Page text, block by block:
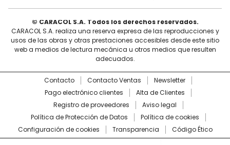
© CARACOL S.A. Todos los derechos reservados.
CARACOL S.A. realiza una reserva expresa de las reproducciones y
usos de las obras y otras prestaciones accesibles desde este sitio
web a medios de lectura mecánica u otros medios que resulten
adecuados.
Contacto Contacto Ventas
Newsletter
Pago electrónico clientes
Alta de Clientes
Registro de proveedores
Aviso legal
Política de Protección de Datos
Política de cookies
Configuración de cookies
Transparencia Código Ético